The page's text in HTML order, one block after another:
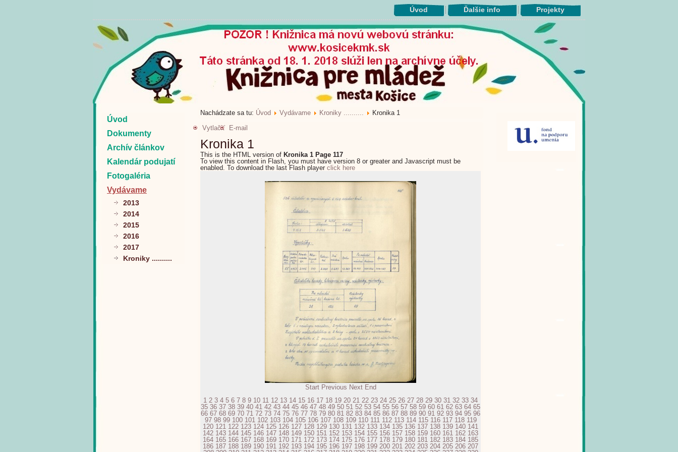
Úvod Ďalšie info Projekty
Úvod
Dokumenty
Archív článkov
Kalendár podujatí
Fotogaléria
Vydávame
2013
2014
2015
2016
2017
Kroniky ..........
Nachádzate sa tu: Úvod Vydávame Kroniky ..........
Kronika 1
Vytlačiť
E-mail
Kronika 1
This is the HTML version of Kronika 1 Page 117
To view this content in Flash, you must have version 8 or greater and Javascript must be
enabled. To download the last Flash player click here
Start Previous Next End
1 2 3 4 5 6 7 8 9 10 11 12 13 14 15 16 17 18 19 20 21 22 23 24 25 26 27 28 29 30 31 32 33 34
35 36 37 38 39 40 41 42 43 44 45 46 47 48 49 50 51 52 53 54 55 56 57 58 59 60 61 62 63 64 65
66 67 68 69 70 71 72 73 74 75 76 77 78 79 80 81 82 83 84 85 86 87 88 89 90 91 92 93 94 95 96
97 98 99 100 101 102 103 104 105 106 107 108 109 110 111 112 113 114 115 116 117 118 119
120 121 122 123 124 125 126 127 128 129 130 131 132 133 134 135 136 137 138 139 140 141
142 143 144 145 146 147 148 149 150 151 152 153 154 155 156 157 158 159 160 161 162 163
164 165 166 167 168 169 170 171 172 173 174 175 176 177 178 179 180 181 182 183 184 185
186 187 188 189 190 191 192 193 194 195 196 197 198 199 200 201 202 203 204 205 206 207